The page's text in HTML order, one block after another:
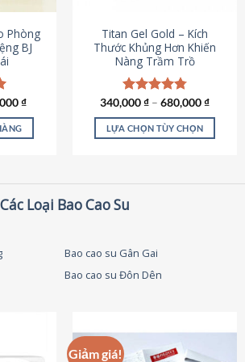
chọn
trên
trang
sản
phẩm
Phòng
BJ
₫.
₫Giá
tại
Titan Gel Gold – Kích
Thước Khủng Hơn Khiến
Nàng Trầm Trồ
Được xếp
hạng4.79
5 sao
340,000₫ – 680,000₫
LỰA CHỌN TÙY CHỌN
thể.
tùy
thể
được
Các Loại Bao Cao Su
Bao cao su Gân Gai
Bao cao su Đôn Dên
Giảm giá!